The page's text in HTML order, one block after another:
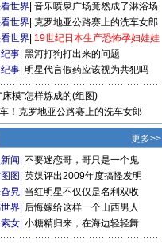
世界 音乐喷泉广场竟然成了淋浴场
世界 克罗地亚公路赛上的洗车女郎
世界 19世纪日本生产恐怖孕妇娃娃
事 黑河打狗打出来的问题
事 明星代言假药应该视为共犯吗
模”怎样炼成的(组图)
！克罗地亚公路赛上的洗车女郎
更多>>
闻 不要迷恋哥，哥只是一个鬼
图 英媒评出2009年度搞怪发明
旯 当红明星不仅仅是名利双收
界 后悔嫁给这样一个山西男人
女 小糖精归来，在海边轻轻舞